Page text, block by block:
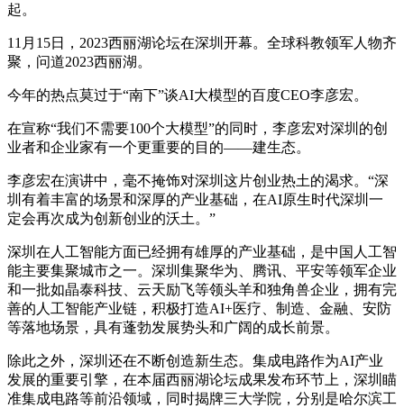
起。
11月15日，2023西丽湖论坛在深圳开幕。全球科教领军人物齐
聚，问道2023西丽湖。
今年的热点莫过于“南下”谈AI大模型的百度CEO李彦宏。
在宣称“我们不需要100个大模型”的同时，李彦宏对深圳的创
业者和企业家有一个更重要的目的——建生态。
李彦宏在演讲中，毫不掩饰对深圳这片创业热土的渴求。“深
圳有着丰富的场景和深厚的产业基础，在AI原生时代深圳一
定会再次成为创新创业的沃土。”
深圳在人工智能方面已经拥有雄厚的产业基础，是中国人工智
能主要集聚城市之一。深圳集聚华为、腾讯、平安等领军企业
和一批如晶泰科技、云天励飞等领头羊和独角兽企业，拥有完
善的人工智能产业链，积极打造AI+医疗、制造、金融、安防
等落地场景，具有蓬勃发展势头和广阔的成长前景。
除此之外，深圳还在不断创造新生态。集成电路作为AI产业
发展的重要引擎，在本届西丽湖论坛成果发布环节上，深圳瞄
准集成电路等前沿领域，同时揭牌三大学院，分别是哈尔滨工